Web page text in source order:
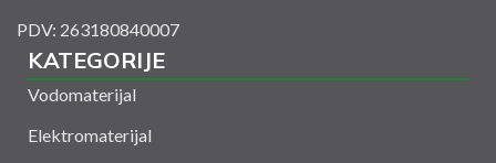
PDV: 263180840007
KATEGORIJE
Vodomaterijal
Elektromaterijal